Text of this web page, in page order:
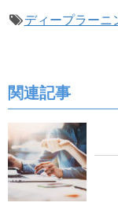
ディープラーニ
関連記事